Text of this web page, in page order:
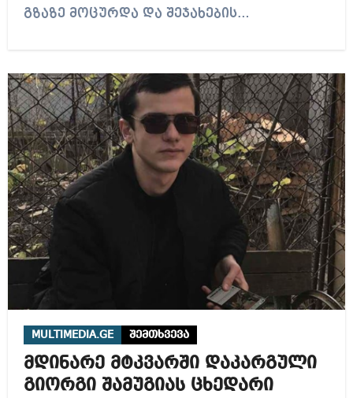
გზაზე მოცურდა და შეჯახების…
MULTIMEDIA.GE შემთხვევა
მდინარე მტკვარში დაკარგული
გიორგი შამუგიას ცხედარი